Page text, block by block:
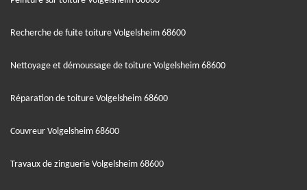
Recherche de fuite toiture Volgelsheim 68600
Nettoyage et démoussage de toiture Volgelsheim 68600
Réparation de toiture Volgelsheim 68600
Couvreur Volgelsheim 68600
Travaux de zinguerie Volgelsheim 68600